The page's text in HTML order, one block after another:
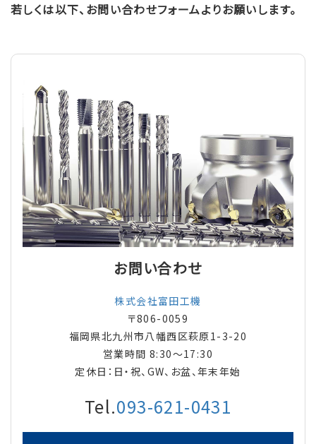
若しくは以下、お問い合わせフォームよりお願いします。
お問い合わせ
株式会社富田工機
〒806-0059
福岡県北九州市八幡西区萩原1-3-20
営業時間 8:30〜17:30
定休日：日・祝、GW、お盆、年末年始
Tel.093-621-0431